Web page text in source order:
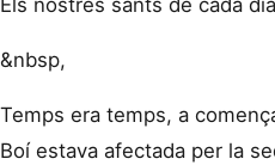
Els nostres sants de cada dia
&nbsp,
Temps era temps, a
Boí estava afectada per la